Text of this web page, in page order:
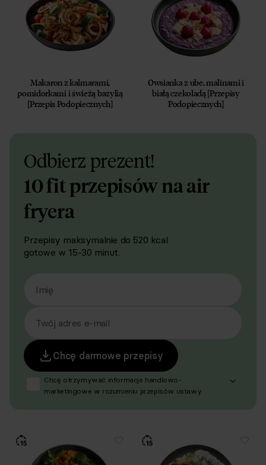
Makaron z kalmarami,
pomidorkami i świeżą bazylią
[Przepis Podopiecznych]
Owsianka z ube, malinami i
białą czekoladą [Przepisy
Podopiecznych]
Odbierz prezent!
10 fit przepisów na air
fryera
Przepisy maksymalnie do 520 kcal
gotowe w 15-30 minut.
Imię
Twój adres e-mail
Chcę darmowe przepisy
Chcę otrzymywać informacje handlowo-
marketingowe w rozumieniu przepisów ustawy
dotyczących oferty Respo Wrzosek Witkowski SK,
Respo Wydawnictwo S.C. oraz RespoMed sp.z o.o.,
TEKA TRADE sp. z o.o. W związku z tym wyrażam